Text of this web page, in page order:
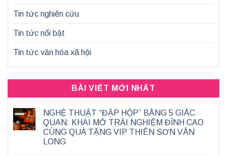
Tin tức nghiên cứu
Tin tức nổi bật
Tin tức văn hóa xã hội
BÀI VIẾT MỚI NHẤT
NGHỆ THUẬT “ĐẬP HỘP” BẰNG 5 GIÁC
QUAN: KHAI MỞ TRẢI NGHIỆM ĐỈNH CAO
CÙNG QUÀ TẶNG VIP THIÊN SƠN VÂN
LONG